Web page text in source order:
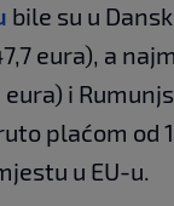
bile su u
eura), a
i
plaćom od
u EU-u.